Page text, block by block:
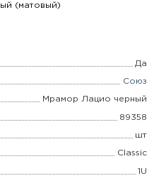
(матовый)
Да
Союз
Мрамор Лацио черный
89358
шт
Classic
1U